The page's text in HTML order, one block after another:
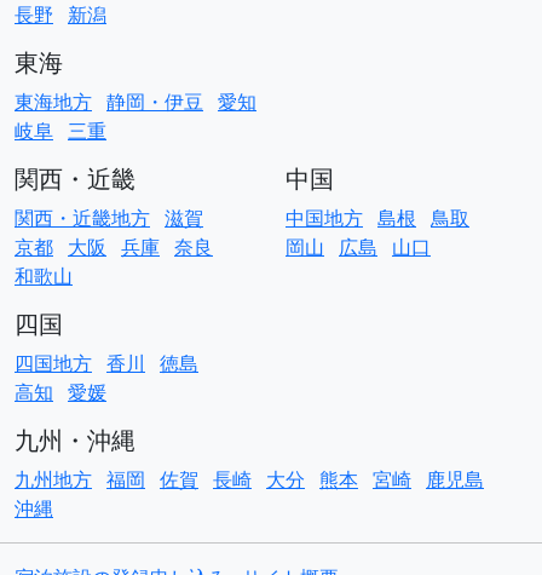
長野
新潟
東海
東海地方 静岡・伊豆 愛知
岐阜 三重
関西・近畿
関西・近畿地方 滋賀
京都 大阪 兵庫 奈良
和歌山
中国
中国地方 島根 鳥取
岡山
広島 山口
四国
四国地方 香川
徳島
高知 愛媛
九州・沖縄
九州地方 福岡 佐賀 長崎 大分 熊本 宮崎
鹿児島
沖縄